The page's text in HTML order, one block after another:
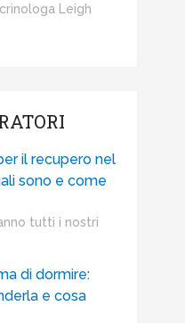
Leigh
il recupero nel
sono e come
tutti i nostri
di dormire:
e cosa